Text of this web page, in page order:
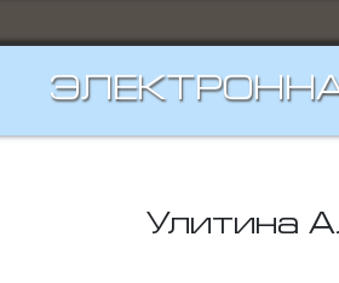
Улитина